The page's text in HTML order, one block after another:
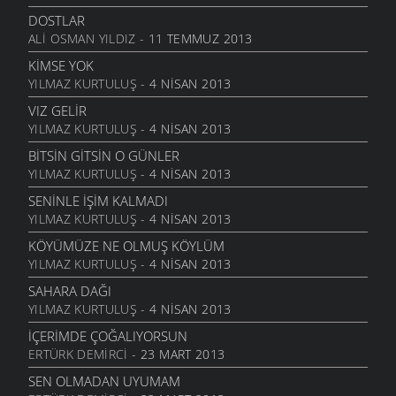
6 MART 2006
ANLATAMADIK
6 MART 2006
GEL
6 MART 2006
ANNE
6 MART 2006
NATAŞA
6 MART 2006
ACABA
6 MART 2006
DOLUDUR
6 MART 2006
DAHASI VAR
6 MART 2006
ÖĞRETMENI GÖR
6 MART 2006
DOSTLAR
ALI OSMAN YILDIZ - 11 TEMMUZ 2013
KIMSE YOK
YILMAZ KURTULUŞ - 4 NISAN 2013
VIZ GELIR
YILMAZ KURTULUŞ - 4 NISAN 2013
BITSIN GITSIN O GÜNLER
YILMAZ KURTULUŞ - 4 NISAN 2013
SENINLE İŞIM KALMADI
YILMAZ KURTULUŞ - 4 NISAN 2013
KÖYÜMÜZE NE OLMUŞ KÖYLÜM
YILMAZ KURTULUŞ - 4 NISAN 2013
SAHARA DAĞI
YILMAZ KURTULUŞ - 4 NISAN 2013
İÇERIMDE ÇOĞALIYORSUN
ERTÜRK DEMIRCI - 23 MART 2013
SEN OLMADAN UYUMAM